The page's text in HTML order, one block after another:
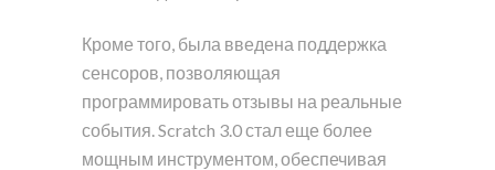
Кроме того, была введена поддержка
сенсоров, позволяющая
программировать отзывы на реальные
события. Scratch 3.0 стал еще более
мощным инструментом, обеспечивая